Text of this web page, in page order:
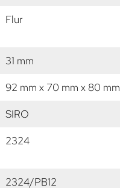
Flur
31 mm
92 mm x 70 mm x 80 mm
SIRO
2324
2324/PB12